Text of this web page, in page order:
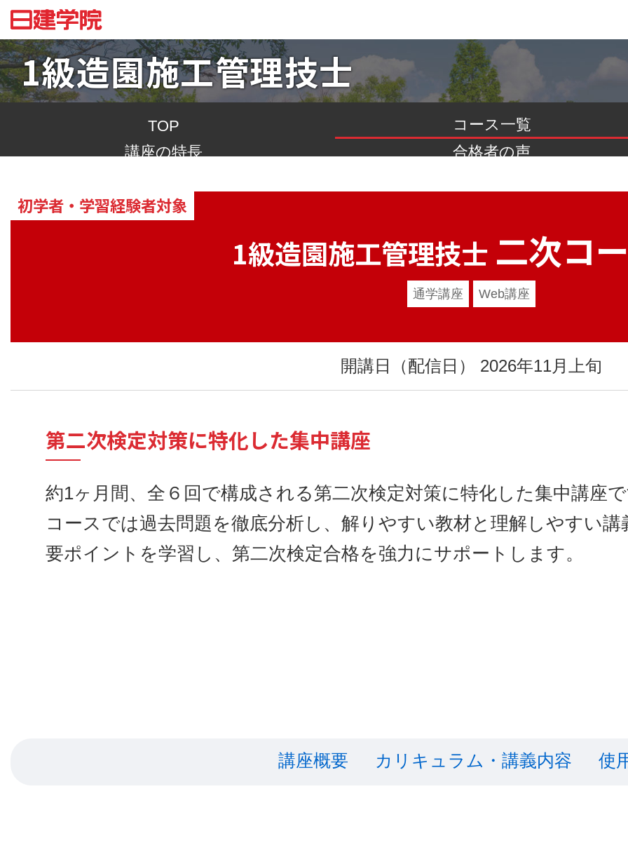
1級造園施工管理技士
TOP
コース一覧
講座の特長
合格者の声
初学者・学習経験者対象
1級造園施工管理技士 二次コ
通学講座 Web講座
開講日（配信日） 2026年11月上旬
第二次検定対策に特化した集中講座
約1ヶ月間、全６回で構成される第二次検定対策に特化した集中講座
コースでは過去問題を徹底分析し、解りやすい教材と理解しやすい講
要ポイントを学習し、第二次検定合格を強力にサポートします。
講座概要 カリキュラム・講義内容 使